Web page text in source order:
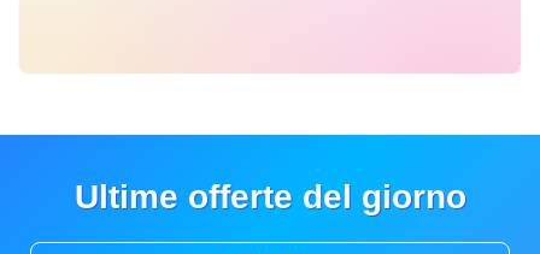
Ultime offerte del giorno